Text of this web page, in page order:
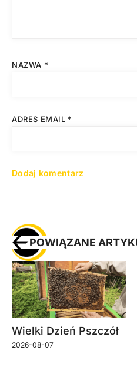
NAZWA *
ADRES EMAIL *
POWIĄZANE
Wielki Dzień Pszczół
2026-08-07